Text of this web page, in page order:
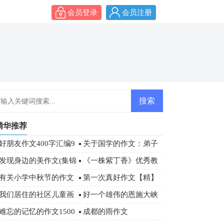
会员登录 会员注册
华推荐
朋友作文400字汇编9 关于国学的作文：弟子
规读后感800字
现身边的美作文(集锦
篇)
《一株紫丁香》优秀教
学设计
关小学中秋节的作文
字三篇
第一次真好作文【精】
们居住的社区儿童画
品欣赏
好一个雄伟的恩施大峡
谷游记作文
忘的记忆的作文1500 成都的雨作文